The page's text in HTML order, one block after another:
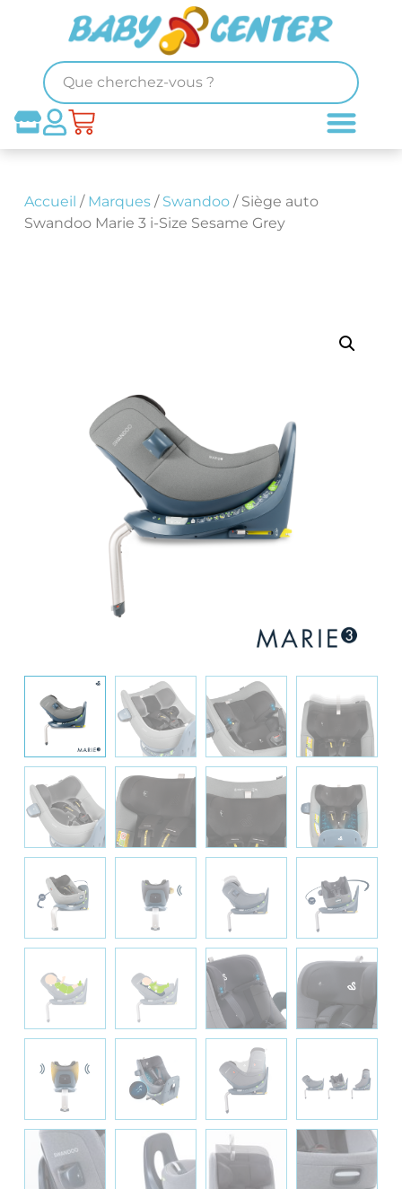
Accueil / Marques/ Swandoo/ Siège auto
Swandoo Marie 3 i-Size Sesame Grey